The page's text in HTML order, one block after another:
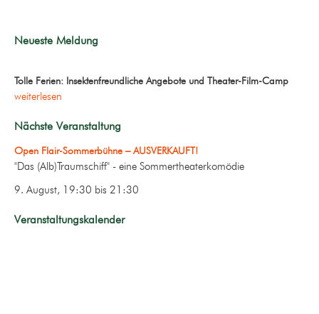
Neueste Meldung
Tolle Ferien: Insektenfreundliche Angebote und Theater-Film-Camp
weiterlesen
Nächste Veranstaltung
Open Flair-Sommerbühne – AUSVERKAUFT!
"Das (Alb)Traumschiff" - eine Sommertheaterkomödie
9. August, 19:30 bis 21:30
Veranstaltungskalender